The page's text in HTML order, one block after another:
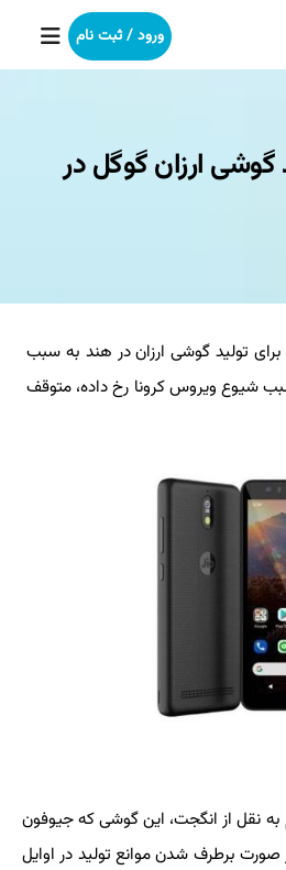
ورود / ثبت نام
گوشی ارزان گوگل در
تولید گوشی ارزان در هند به سبب
شیوع ویروس کرونا رخ داده، متوقف
به نقل از انگجت، این گوشی که جیوفون
برطرف شدن موانع تولید در اوایل